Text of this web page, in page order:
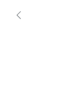
Блог
О нас
Заказы